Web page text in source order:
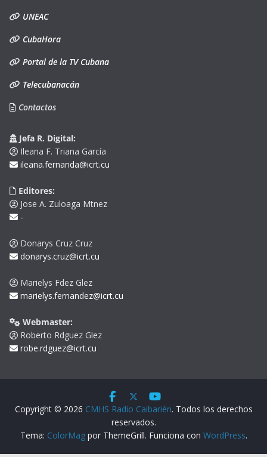
UNEAC
CubaHora
Portal de la TV Cubana
Telecubanacán
Contactos
Jefa R. Digital:
Ileana F. Triana García
ileana.fernanda@icrt.cu
Editores:
Jose A. Zuloaga Mtnez
-
Donarys Cruz Cruz
donarys.cruz@icrt.cu
Marielys Fdez Glez
marielys.fernandez@icrt.cu
Webmaster:
Roberto Rdguez Glez
robe.rdguez@icrt.cu
Copyright © 2026 CMHS Radio Caibarién. Todos los derechos
reservados.
Tema: ColorMagpor ThemeGrill. Funciona con WordPress.